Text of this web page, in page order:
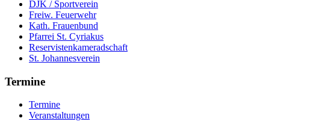
DJK / Sportverein
Freiw. Feuerwehr
Kath. Frauenbund
Pfarrei St. Cyriakus
Reservistenkameradschaft
St. Johannesverein
Termine
Termine
Veranstaltungen